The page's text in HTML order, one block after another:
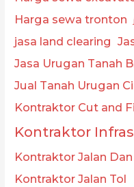
Harga sewa tronton
jasa land clearing
Jasa Urugan Tanah
Jual Tanah Urugan
Kontraktor Cut and
Kontraktor
Kontraktor Jalan
Kontraktor Jalan Tol